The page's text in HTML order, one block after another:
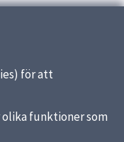
för att
funktioner som